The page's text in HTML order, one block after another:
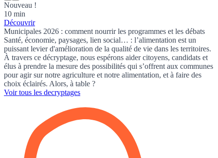
Nouveau !
10 min
Découvrir
Municipales 2026 : comment nourrir les programmes et les débats
Santé, économie, paysages, lien social… : l’alimentation est un
puissant levier d'amélioration de la qualité de vie dans les territoires.
À travers ce décryptage, nous espérons aider citoyens, candidats et
élus à prendre la mesure des possibilités qui s’offrent aux communes
pour agir sur notre agriculture et notre alimentation, et à faire des
choix éclairés. Alors, à table ?
Voir tous les decryptages